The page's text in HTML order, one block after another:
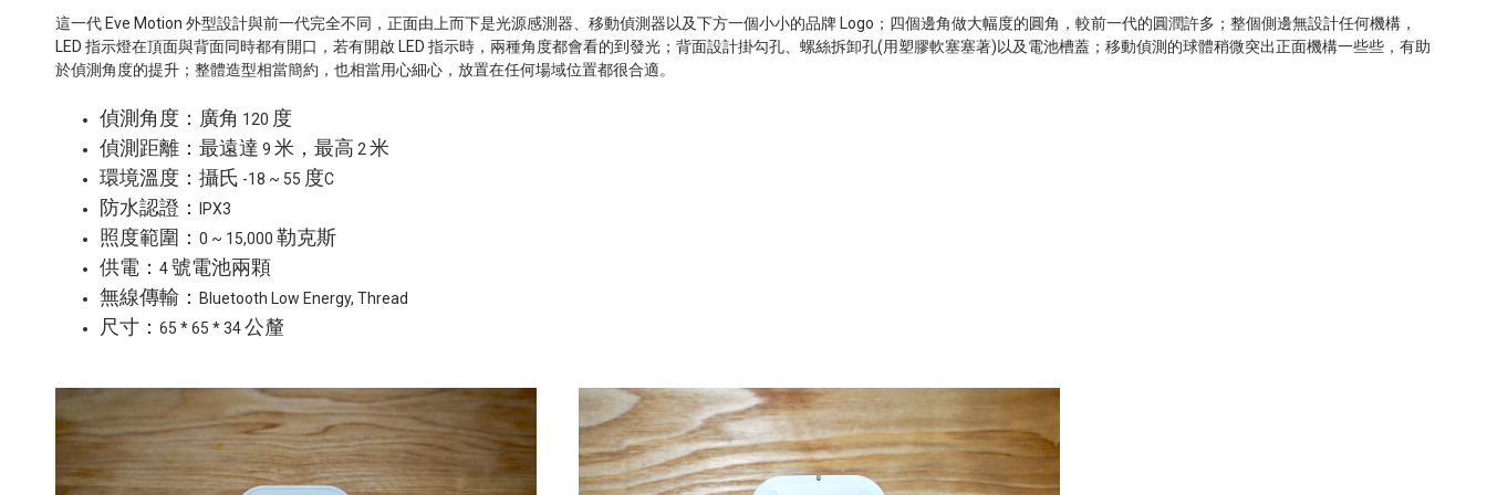
這一代 Eve Motion 外型設計與前一代完全不同，正面由上而下是光源感測器、移動偵測器以及下方一個小小的品牌 Logo ；四個邊角做大幅度的圓角，較前一代的圓潤許多；整個側邊無設計任何機構，
LED 指示燈在頂面與背面同時都有開口，若有開啟 LED 指示時，兩種角度都會看的到發光；背面設計掛勾孔、螺絲拆卸孔(用塑膠軟塞塞著)以及電池槽蓋；移動偵測的球體稍微突出正面機構一些些，有助
於偵測角度的提升；整體造型相當簡約，也相當用心細心，放置在任何場域位置都很合適。
偵測角度：廣角 120 度
偵測距離：最遠達 9 米，最高 2米
環境溫度：攝氏 -18 ~ 55 度C
防水認證： IPX3
照度範圍： 0 ~ 15,000 勒克斯
供電： 4號電池兩顆
無線傳輸：
Bluetooth Low Energy, Thread
尺寸： 65 * 65 * 34公釐